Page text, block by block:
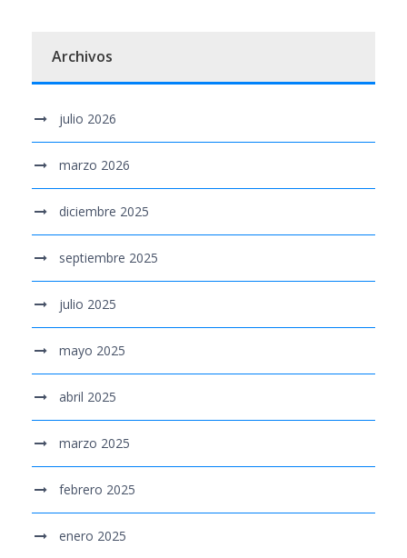
Archivos
julio 2026
marzo 2026
diciembre 2025
septiembre 2025
julio 2025
mayo 2025
abril 2025
marzo 2025
febrero 2025
enero 2025